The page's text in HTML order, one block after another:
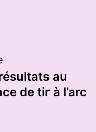
au
de tir à l’arc